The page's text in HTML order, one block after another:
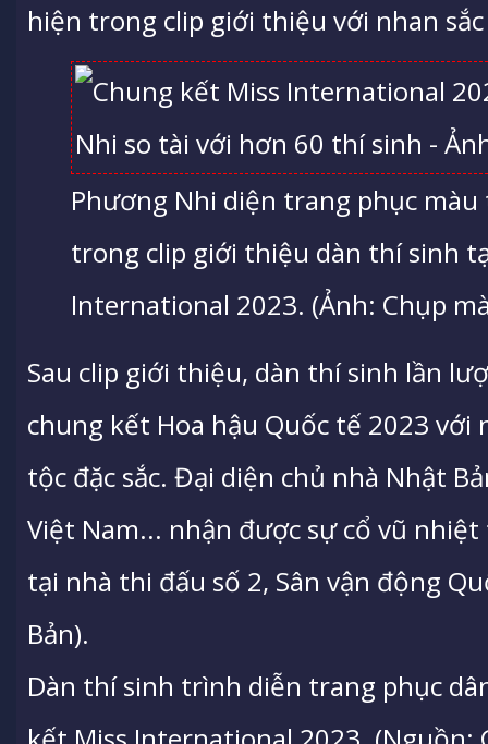
hiện trong clip giới thiệu với nhan
Phương Nhi diện trang phục
trong clip giới thiệu dàn thí sinh
International 2023. (Ảnh: Chụp
Sau clip giới thiệu, dàn thí sinh lần
chung kết Hoa hậu Quốc tế 2023
tộc đặc sắc. Đại diện chủ nhà Nhật
Việt Nam... nhận được sự cổ vũ
tại nhà thi đấu số 2, Sân vận động
Bản).
Dàn thí sinh trình diễn trang phục